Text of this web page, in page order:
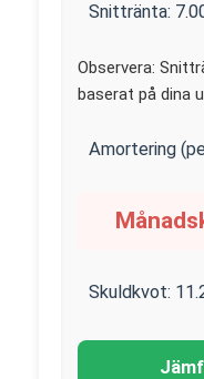
Snittränta:
Observera:
baserat på dina
Amortering
Skuldkvot: